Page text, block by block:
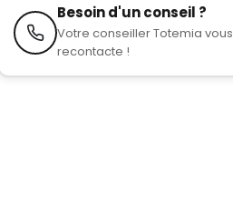
Besoin d'un conseil ?
Votre conseiller Totemia vous
recontacte !